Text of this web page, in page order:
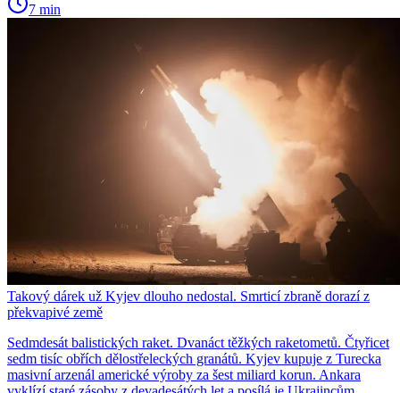
7 min
Takový dárek už Kyjev dlouho nedostal. Smrticí zbraně dorazí z
překvapivé země
Sedmdesát balistických raket. Dvanáct těžkých raketometů. Čtyřicet
sedm tisíc obřích dělostřeleckých granátů. Kyjev kupuje z Turecka
masivní arzenál americké výroby za šest miliard korun. Ankara